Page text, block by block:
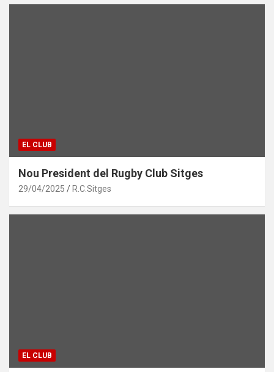
EL CLUB
Nou President del Rugby Club Sitges
29/04/2025 R.C.Sitges
EL CLUB